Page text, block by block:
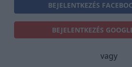
BEJELENTKEZÉS
BEJELENTKEZÉS
vagy